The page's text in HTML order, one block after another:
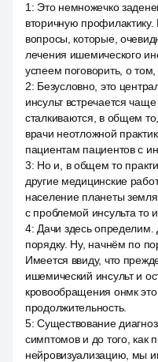
1 : Это немножечко
вторичную
вопросы, которые,
лечения ишемического
успеем поговорить, о том,
2: Безусловно, это
инсульт встречается
сталкиваются, в общем
врачи неотложной
пациентам пациентов с
3: Но и, в общем то
другие медицинские
население планеты
с проблемой инсульта то
4: Дачи здесь определим.
порядку. Ну, начнём по
Имеется ввиду, что
ишемический инсульт и
кровообращения онмк это
продолжительность.
5:Существование
симптомов и до того, как
нейровизуализацию, мы